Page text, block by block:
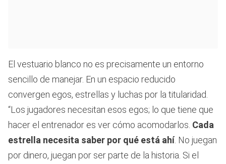
El vestuario blanco no es precisamente un entorno
sencillo de manejar. En un espacio reducido
convergen egos, estrellas y luchas por la titularidad.
“Los jugadores necesitan esos egos; lo que tiene que
hacer el entrenador es ver cómo acomodarlos. Cada
estrella necesita saber por qué está ahí. No juegan
por dinero, juegan por ser parte de la historia. Si el